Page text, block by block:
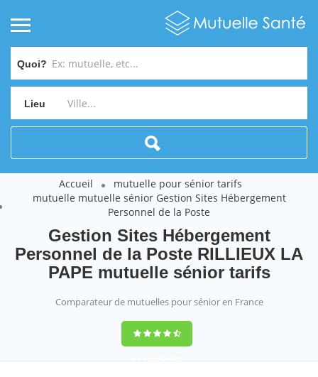
Quoi?
Lieu
Accueil
mutuelle pour sénior tarifs
mutuelle mutuelle sénior Gestion Sites Hébergement
Personnel de la Poste
Gestion Sites Hébergement
Personnel de la Poste RILLIEUX LA
PAPE mutuelle sénior tarifs
Comparateur de mutuelles pour sénior en France
9,2(100%)452